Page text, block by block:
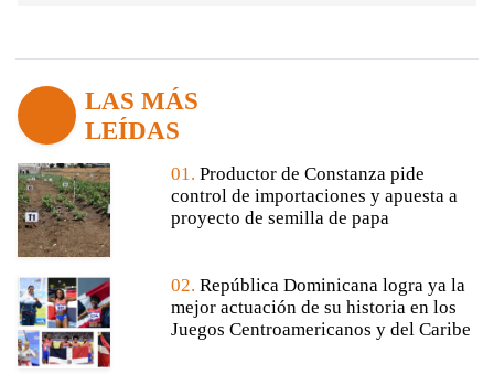
LAS MÁS
LEÍDAS
01. Productor de Constanza pide
control de importaciones y apuesta a
proyecto de semilla de papa
02. República Dominicana logra ya la
mejor actuación de su historia en los
Juegos Centroamericanos y del Caribe